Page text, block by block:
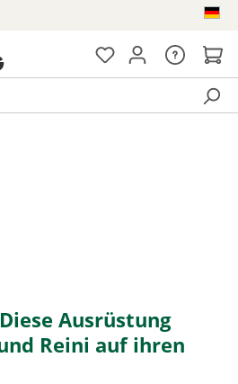
Ausrüstung
Reini auf ihren